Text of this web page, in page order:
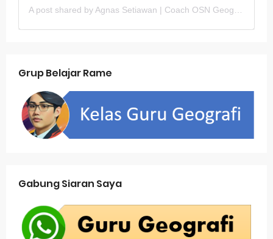
A post shared by Agnas Setiawan | Coach OSN Geografi (@gurugeografi)
Grup Belajar Rame
Gabung Siaran Saya